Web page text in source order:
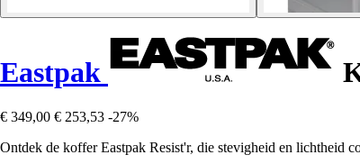
Eastpak
€ 349,00 € 253,53 -27%
Ontdek de koffer Eastpak Resist'r, die stevigheid en lichtheid